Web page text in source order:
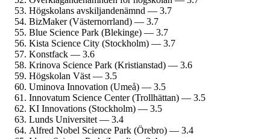
Högskolans avskiljande­nämnd — 3.7
BizMaker (Västernorrland) — 3.7
Blue Science Park (Blekinge) — 3.7
Kista Science City (Stockholm) — 3.7
Konstfack — 3.6
Krinova Science Park (Kristianstad) — 3.6
Högskolan Väst — 3.5
Uminova Innovation (Umeå) — 3.5
Innovatum Science Center (Trollhättan) — 3.5
KI Innovations (Stockholm) — 3.5
Lunds Universitet — 3.4
Alfred Nobel Science Park (Örebro) — 3.4